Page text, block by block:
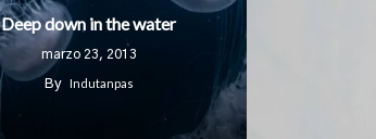
Deep down in the water
marzo 23, 2013
By Indutanpas